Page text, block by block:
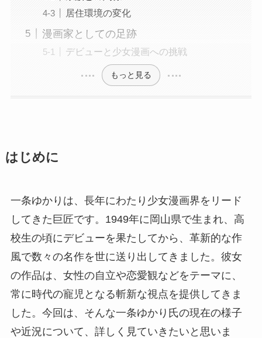
居住環境の変化
漫画家としての足跡
デビューと少女漫画への挑戦
もっと見る
はじめに
一条ゆかりは、長年にわたり少女漫画界をリード
してきた巨匠です。1949年に岡山県で生まれ、高
校生の頃にデビューを果たしてから、革新的な作
風で数々の名作を世に送り出してきました。彼女
の作品は、女性の自立や恋愛観などをテーマに、
常に時代の寵児となる斬新な視点を提供してきま
した。今回は、そんな一条ゆかり氏の現在の様子
や近況について、詳しく見ていきたいと思いま